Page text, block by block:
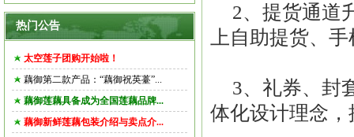
热门公告
太空莲子团购开始啦！
藕御第二款产品：“藕御祝英薹”...
藕御莲藕具备成为全国莲藕品牌...
藕御新鲜莲藕包装介绍与卖点介...
2、提货通道
上自助提货、
3、礼券、封
体化设计理念